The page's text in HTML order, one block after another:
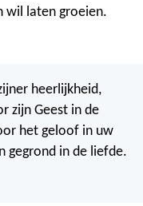
wil laten groeien.
heerlijkheid,
zijn Geest in de
het geloof in uw
gegrond in de liefde.